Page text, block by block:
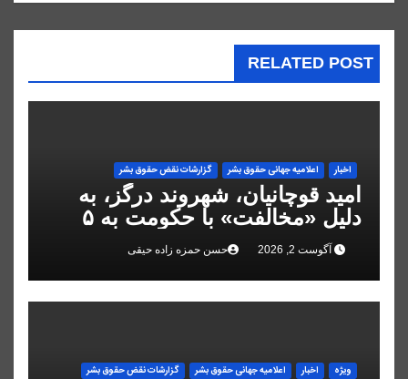
RELATED POST
اخبار اعلاميه جهانی حقوق بشر گزارشات نقض حقوق بشر
امید قوچانیان، شهروند درگز، به
دلیل «مخالفت» با حکومت به ۵
سال زندان محکوم شد
آگوست 2, 2026 حسن حمزه زاده حیقی
ویژه اخبار اعلاميه جهانی حقوق بشر گزارشات نقض حقوق بشر